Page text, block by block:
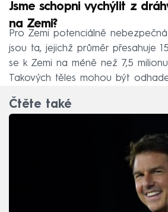
Jsme schopni vychýlit z
na Zemi?
Pro Zemi potenciálně
jsou ta, jejichž průměr přesahuje
se k Zemi na méně než 7,5
Takových těles mohou být
Čtěte také